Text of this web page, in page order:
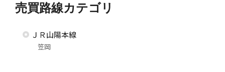
売買路線カテゴリ
ＪＲ山陽本線
笠岡